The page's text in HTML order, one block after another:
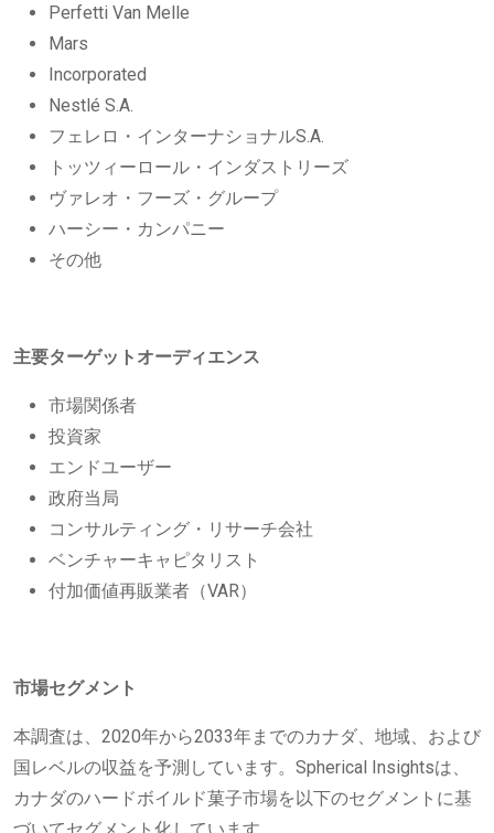
Perfetti Van Melle
Mars
Incorporated
Nestlé S.A.
フェレロ・インターナショナルS.A.
トッツィーロール・インダストリーズ
ヴァレオ・フーズ・グループ
ハーシー・カンパニー
その他
主要ターゲットオーディエンス
市場関係者
投資家
エンドユーザー
政府当局
コンサルティング・リサーチ会社
ベンチャーキャピタリスト
付加価値再販業者（VAR）
市場セグメント
本調査は、2020年から2033年までのカナダ、地域、および
国レベルの収益を予測しています。Spherical Insightsは、
カナダのハードボイルド菓子市場を以下のセグメントに基